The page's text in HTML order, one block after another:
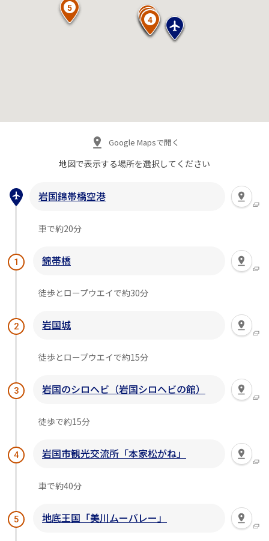
Google Mapsで開く
地図で表示する場所を選択してください
岩国錦帯橋空港
車で約20分
1 錦帯橋
徒歩とロープウエイで約30分
2 岩国城
徒歩とロープウエイで約15分
3 岩国のシロヘビ（岩国シロヘビの館）
徒歩で約15分
4 岩国市観光交流所「本家松がね」
車で約40分
5 地底王国「美川ムーバレー」